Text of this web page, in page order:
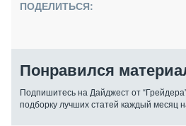
ПОДЕЛИТЬСЯ:
Понравился
Подпишитесь на Дайджест от
подборку лучших статей каждый месяц